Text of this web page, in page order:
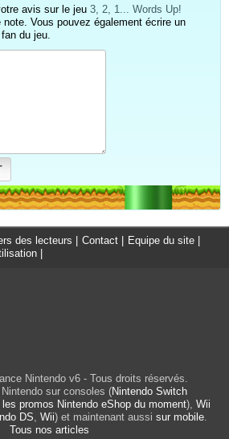
avis sur le jeu 3, 2, 1... Words Up!
Vous pouvez également écrire un
du jeu.
des lecteurs Contact Equipe du site
Nintendo v6 - Tous droits réservés.
sur consoles (Nintendo Switch
promos Nintendo eShop du moment), Wii
DS, Wii) et maintenant aussi sur mobile.
Tous nos articles